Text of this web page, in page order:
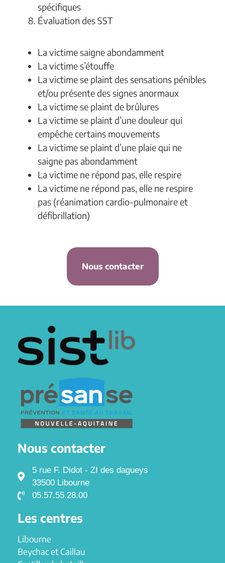
spécifiques
Évaluation des SST
La victime saigne abondamment
La victime s’étouffe
La victime se plaint des sensations pénibles
et/ou présente des signes anormaux
La victime se plaint de brûlures
La victime se plaint d’une douleur qui
empêche certains mouvements
La victime se plaint d’une plaie qui ne
saigne pas abondamment
La victime ne répond pas, elle respire
La victime ne répond pas, elle ne respire
pas (réanimation cardio-pulmonaire et
défibrillation)
Nous contacter
Nous contacter
5 rue F. Didot - ZI des dagueys
33500 Libourne
05.57.55.28.00
Les centres
Libourne
Beychac et Caillau